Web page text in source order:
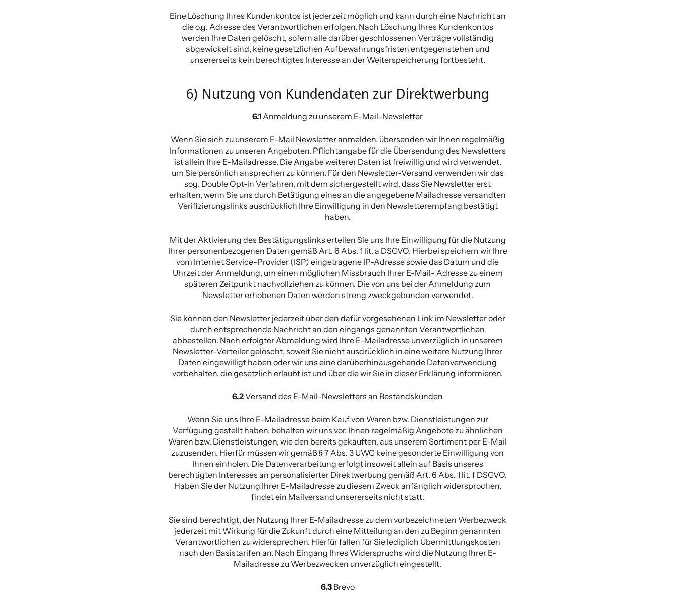
Eine Löschung Ihres Kundenkontos ist jederzeit möglich und kann durch eine Nachricht an
die o.g. Adresse des Verantwortlichen erfolgen. Nach Löschung Ihres Kundenkontos
werden Ihre Daten gelöscht, sofern alle darüber geschlossenen Verträge vollständig
abgewickelt sind, keine gesetzlichen Aufbewahrungsfristen entgegenstehen und
unsererseits kein berechtigtes Interesse an der Weiterspeicherung fortbesteht.
6) Nutzung von Kundendaten zur Direktwerbung
6.1Anmeldung zu unserem E-Mail-Newsletter
Wenn Sie sich zu unserem E-Mail Newsletter anmelden, übersenden wir Ihnen regelmäßig
Informationen zu unseren Angeboten. Pflichtangabe für die Übersendung des Newsletters
ist allein Ihre E-Mailadresse. Die Angabe weiterer Daten ist freiwillig und wird verwendet,
um Sie persönlich ansprechen zu können. Für den Newsletter-Versand verwenden wir das
sog. Double Opt-in Verfahren, mit dem sichergestellt wird, dass Sie Newsletter erst
erhalten, wenn Sie uns durch Betätigung eines an die angegebene Mailadresse versandten
Verifizierungslinks ausdrücklich Ihre Einwilligung in den Newsletterempfang bestätigt
haben.
Mit der Aktivierung des Bestätigungslinks erteilen Sie uns Ihre Einwilligung für die Nutzung
Ihrer personenbezogenen Daten gemäß Art. 6 Abs. 1 lit. a DSGVO. Hierbei speichern wir Ihre
vom Internet Service-Provider (ISP) eingetragene IP-Adresse sowie das Datum und die
Uhrzeit der Anmeldung, um einen möglichen Missbrauch Ihrer E-Mail- Adresse zu einem
späteren Zeitpunkt nachvollziehen zu können. Die von uns bei der Anmeldung zum
Newsletter erhobenen Daten werden streng zweckgebunden verwendet.
Sie können den Newsletter jederzeit über den dafür vorgesehenen Link im Newsletter oder
durch entsprechende Nachricht an den eingangs genannten Verantwortlichen
abbestellen. Nach erfolgter Abmeldung wird Ihre E-Mailadresse unverzüglich in unserem
Newsletter-Verteiler gelöscht, soweit Sie nicht ausdrücklich in eine weitere Nutzung Ihrer
Daten eingewilligt haben oder wir uns eine darüberhinausgehende Datenverwendung
vorbehalten, die gesetzlich erlaubt ist und über die wir Sie in dieser Erklärung informieren.
6.2Versand des E-Mail-Newsletters an Bestandskunden
Wenn Sie uns Ihre E-Mailadresse beim Kauf von Waren bzw. Dienstleistungen zur
Verfügung gestellt haben, behalten wir uns vor, Ihnen regelmäßig Angebote zu ähnlichen
Waren bzw. Dienstleistungen, wie den bereits gekauften, aus unserem Sortiment per E-Mail
zuzusenden. Hierfür müssen wir gemäß § 7 Abs. 3 UWG keine gesonderte Einwilligung von
Ihnen einholen. Die Datenverarbeitung erfolgt insoweit allein auf Basis unseres
berechtigten Interesses an personalisierter Direktwerbung gemäß Art. 6 Abs. 1 lit. f DSGVO.
Haben Sie der Nutzung Ihrer E-Mailadresse zu diesem Zweck anfänglich widersprochen,
findet ein Mailversand unsererseits nicht statt.
Sie sind berechtigt, der Nutzung Ihrer E-Mailadresse zu dem vorbezeichneten Werbezweck
jederzeit mit Wirkung für die Zukunft durch eine Mitteilung an den zu Beginn genannten
Verantwortlichen zu widersprechen. Hierfür fallen für Sie lediglich Übermittlungskosten
nach den Basistarifen an. Nach Eingang Ihres Widerspruchs wird die Nutzung Ihrer E-
Mailadresse zu Werbezwecken unverzüglich eingestellt.
6.3Brevo